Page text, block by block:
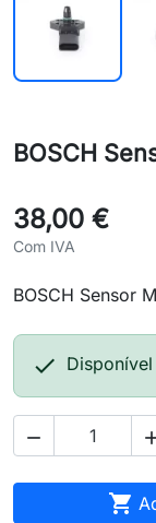
BOSCH
38,00 €
Com IVA
BOSCH Sensor
 Disponível

